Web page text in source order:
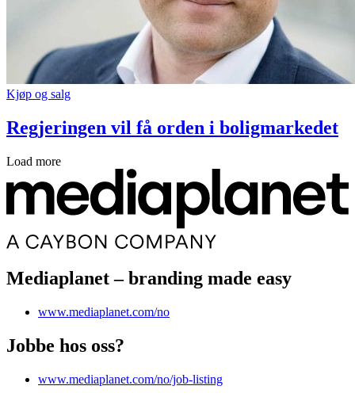
Kjøp og salg
Regjeringen vil få orden i boligmarkedet
Load more
Mediaplanet – branding made easy
www.mediaplanet.com/no
Jobbe hos oss?
www.mediaplanet.com/no/job-listing